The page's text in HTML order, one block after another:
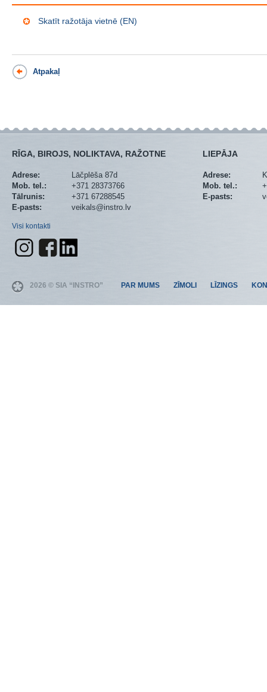
Skatīt ražotāja vietnē (EN)
Atpakaļ
RĪGA, BIROJS, NOLIKTAVA, RAŽOTNE
Adrese:
Lāčplēša 87d
Mob. tel.:
+371 28373766
Tālrunis:
+371 67288545
E-pasts:
veikals@instro.lv
Visi kontakti
LIEPĀJA
Adrese:
Mob. tel.:
E-pasts:
2026 © SIA “INSTRO” PAR MUMS ZĪMOLI LĪZINGS